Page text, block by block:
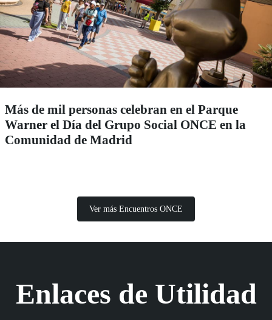
Más de mil personas celebran en el Parque
Warner el Día del Grupo Social ONCE en la
Comunidad de Madrid
Ver más Encuentros ONCE
Enlaces de Utilidad